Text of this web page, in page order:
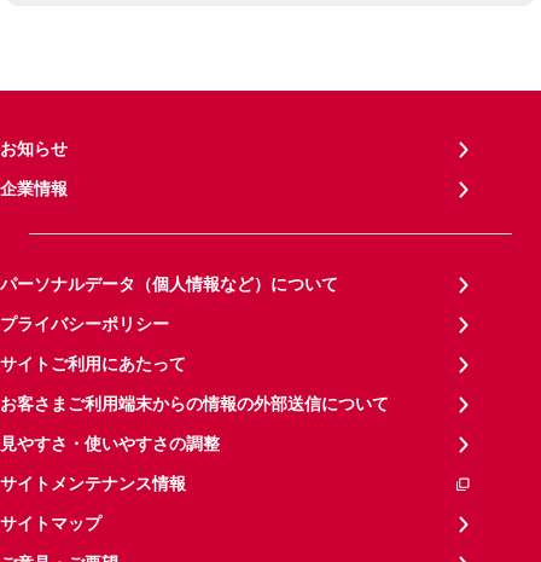
お知らせ
企業情報
パーソナルデータ（個人情報など）について
プライバシーポリシー
サイトご利用にあたって
お客さまご利用端末からの情報の外部送信について
見やすさ・使いやすさの調整
サイトメンテナンス情報
サイトマップ